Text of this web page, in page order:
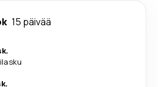
15 päivää